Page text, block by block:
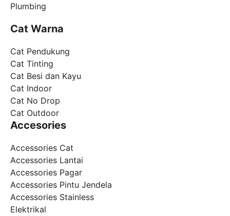
Plumbing
Cat Warna
Cat Pendukung
Cat Tinting
Cat Besi dan Kayu
Cat Indoor
Cat No Drop
Cat Outdoor
Accesories
Accessories Cat
Accessories Lantai
Accessories Pagar
Accessories Pintu Jendela
Accessories Stainless
Elektrikal